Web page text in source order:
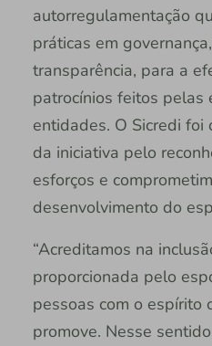
autorregulamentação
práticas em
transparência, para a
patrocínios feitos pelas
entidades. O Sicredi
da iniciativa pelo
esforços e
desenvolvimento do
“Acreditamos na
proporcionada pelo
pessoas com o espírito
promove. Nesse